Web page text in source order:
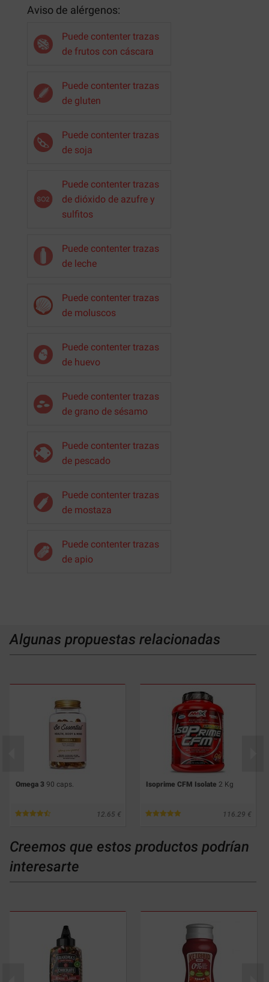
Aviso de alérgenos:
Puede contenter trazas
de frutos con cáscara
Puede contenter trazas
de gluten
Puede contenter trazas
de soja
Puede contenter trazas
de dióxido de azufre y
sulfitos
Puede contenter trazas
de leche
Puede contenter trazas
de moluscos
Puede contenter trazas
de huevo
Puede contenter trazas
de grano de sésamo
Puede contenter trazas
de pescado
Puede contenter trazas
de mostaza
Puede contenter trazas
de apio
Algunas propuestas relacionadas
Omega 3 90 caps.
12.65
Isoprime CFM Isolate 2 Kg
116.29
Creemos que estos productos podrían
interesarte